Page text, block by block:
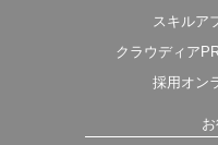
スキルア
クラウディア
採用オン